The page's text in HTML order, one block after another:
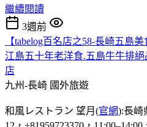
繼續閱讀
3週前
【tabelog百名店之58-長崎五島
江島五十年老洋食.五島牛牛排絕
店
九州-長崎 國外旅遊
和風レストラン 望月(官網):長崎